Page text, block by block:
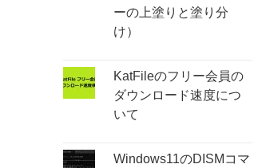
ーの上塗りと塗り分
け）
KatFileのフリー会員の
ダウンロード速度につ
いて
Windows11のDISMコマ